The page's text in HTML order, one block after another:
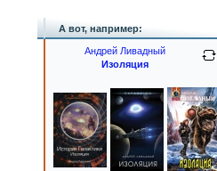
А вот, например:
Андрей Ливадный
Изоляция